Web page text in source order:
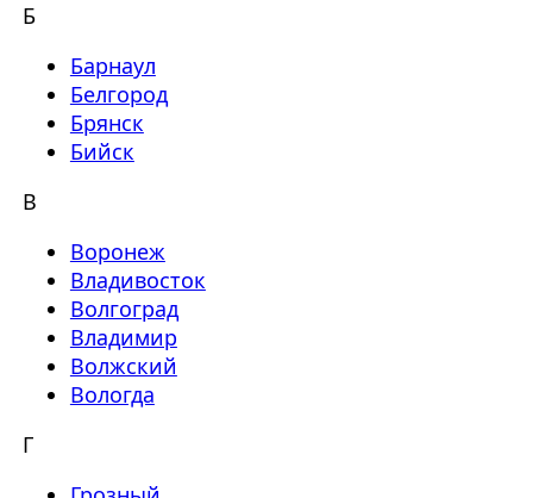
Б
Барнаул
Белгород
Брянск
Бийск
В
Воронеж
Владивосток
Волгоград
Владимир
Волжский
Вологда
Г